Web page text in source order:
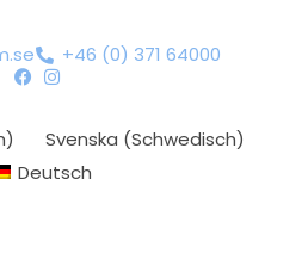
+46 (0) 371 64000
) Svenska (Schwedisch)
Deutsch